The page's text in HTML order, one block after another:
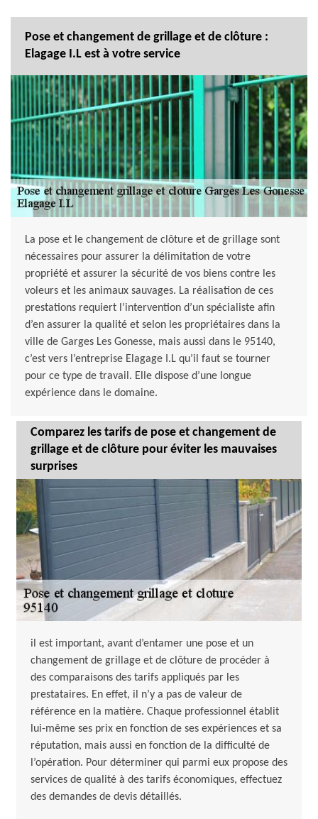
Pose et changement de grillage et de clôture :
Elagage I.L est à votre service
La pose et le changement de clôture et de grillage sont
nécessaires pour assurer la délimitation de votre
propriété et assurer la sécurité de vos biens contre les
voleurs et les animaux sauvages. La réalisation de ces
prestations requiert l’intervention d’un spécialiste afin
d’en assurer la qualité et selon les propriétaires dans la
ville de Garges Les Gonesse, mais aussi dans le 95140,
c’est vers l’entreprise Elagage I.L qu’il faut se tourner
pour ce type de travail. Elle dispose d’une longue
expérience dans le domaine.
Comparez les tarifs de pose et changement de
grillage et de clôture pour éviter les mauvaises
surprises
il est important, avant d’entamer une pose et un
changement de grillage et de clôture de procéder à
des comparaisons des tarifs appliqués par les
prestataires. En effet, il n’y a pas de valeur de
référence en la matière. Chaque professionnel établit
lui-même ses prix en fonction de ses expériences et sa
réputation, mais aussi en fonction de la difficulté de
l’opération. Pour déterminer qui parmi eux propose des
services de qualité à des tarifs économiques, effectuez
des demandes de devis détaillés.